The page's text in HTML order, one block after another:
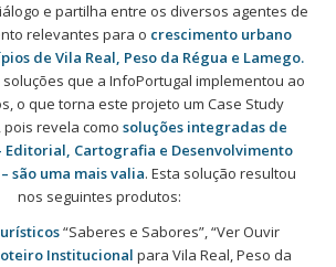
e partilha entre os diversos agentes de
relevantes para o crescimento urbano
de Vila Real, Peso da Régua e Lamego.
que a InfoPortugal implementou ao
o que torna este projeto um Case Study
revela como soluções integradas de
Editorial, Cartografia e Desenvolvimento
são uma mais valia. Esta solução resultou
nos seguintes produtos:
“Saberes e Sabores”, “Ver Ouvir
Institucional para Vila Real, Peso da